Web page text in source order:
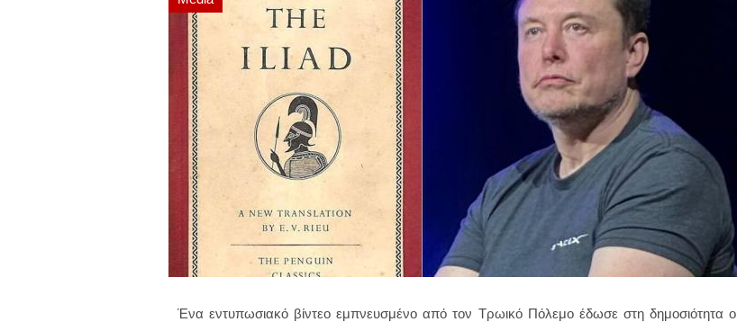
Ένα εντυπωσιακό βίντεο εμπνευσμένο από τον Τρωικό Πόλεμο έδωσε στη δημοσιότητα ο